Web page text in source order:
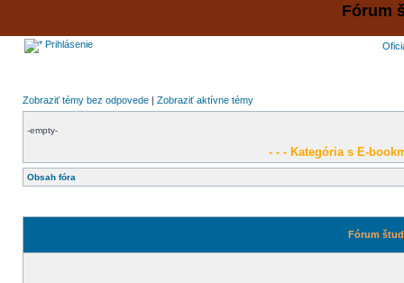
Fórum
Prihlásenie
Zobraziť témy bez odpovede | Zobraziť aktívne témy
-empty-
- - - Kategória s E-
Obsah fóra
Fórum